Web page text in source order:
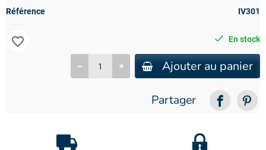
Référence IV301
En stock
Ajouter au panier
favorite_border
Partager